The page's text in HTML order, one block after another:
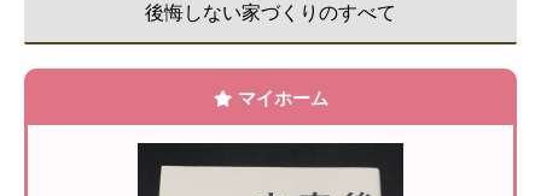
後悔しない家づくりのすべて
マイホーム